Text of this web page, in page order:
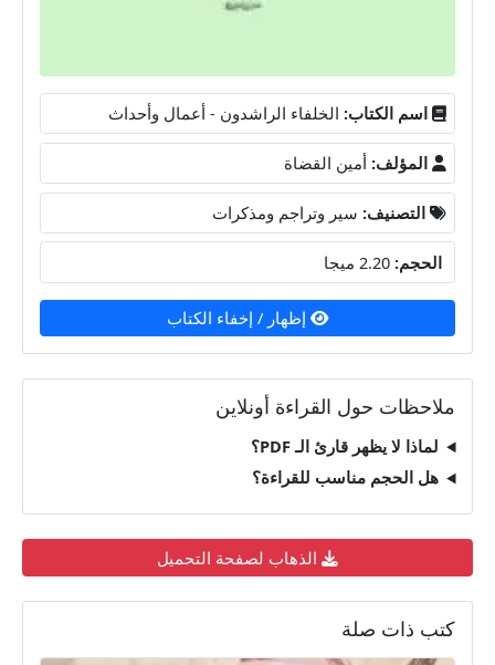
اسم الكتاب: الخلفاء الراشدون - أعمال وأحداث
المؤلف: أمين القضاة
التصنيف: سير وتراجم ومذكرات
الحجم:
إظهار / إخفاء الكتاب
ملاحظات حول القراءة أونلاين
لماذا لا يظهر قارئ الـ PDF؟
هل الحجم مناسب للقراءة؟
الذهاب لصفحة التحميل
كتب ذات صلة